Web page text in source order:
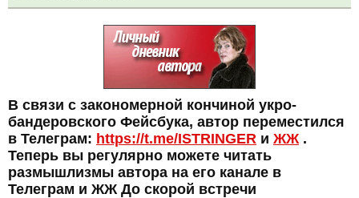
В связи с закономерной кончиной укро-
бандеровского Фейсбука, автор переместился
в Телеграм: https://t.me/ISTRINGER и ЖЖ .
Теперь вы регулярно можете читать
размышлизмы автора на его канале в
Телеграм и ЖЖ До скорой встречи